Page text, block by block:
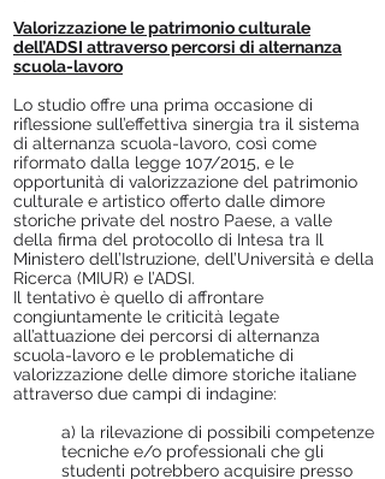
Valorizzazione le patrimonio culturale
dell’ADSI attraverso percorsi di alternanza
scuola-lavoro
Lo studio offre una prima occasione di
riflessione sull’effettiva sinergia tra il sistema
di alternanza scuola-lavoro, così come
riformato dalla legge 107/2015, e le
opportunità di valorizzazione del patrimonio
culturale e artistico offerto dalle dimore
storiche private del nostro Paese, a valle
della firma del protocollo di Intesa tra Il
Ministero dell’Istruzione, dell’Università e della
Ricerca (MIUR) e l’ADSI.
Il tentativo è quello di affrontare
congiuntamente le criticità legate
all’attuazione dei percorsi di alternanza
scuola-lavoro e le problematiche di
valorizzazione delle dimore storiche italiane
attraverso due campi di indagine:
a) la rilevazione di possibili competenze
tecniche e/o professionali che gli
studenti potrebbero acquisire presso